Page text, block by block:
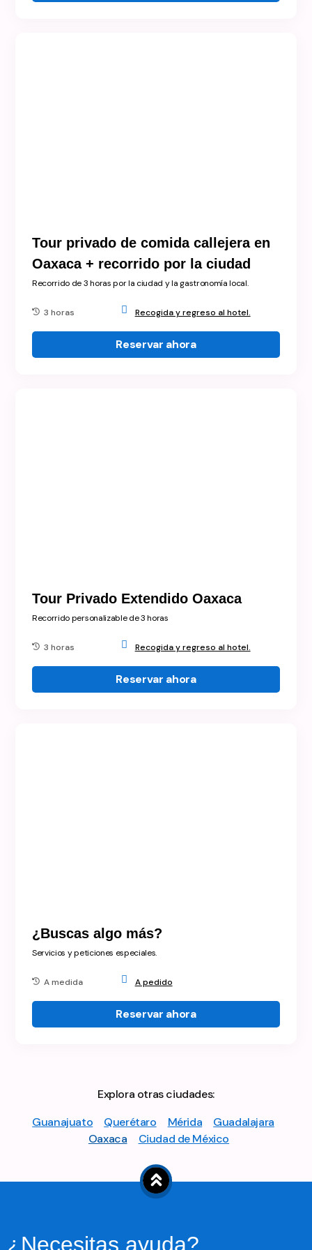
Tour privado de comida callejera en
Oaxaca + recorrido por la ciudad
Recorrido de 3 horas por la ciudad y la gastronomía local.
3 horas Recogida y regreso al hotel.
Reservar ahora
Tour Privado Extendido Oaxaca
Recorrido personalizable de 3 horas
3 horas Recogida y regreso al hotel.
Reservar ahora
¿Buscas algo más?
Servicios y peticiones especiales.
A medida A pedido
Reservar ahora
Explora otras ciudades:
Guanajuato
Querétaro Mérida
Guadalajara
Oaxaca
Ciudad de México
¿Necesitas ayuda?